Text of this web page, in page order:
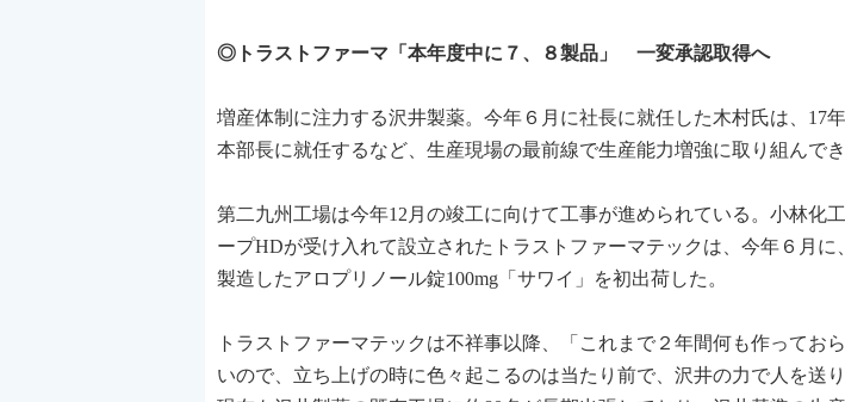
◎トラストファーマ「本年度中に７、８製品」 一変承認取得へ
増産体制に注力する沢井製薬。今年６月に社長に就任した木村氏は、17
本部長に就任するなど、生産現場の最前線で生産能力増強に取り組んでき
第二九州工場は今年12月の竣工に向けて工事が進められている。小林化
ープHDが受け入れて設立されたトラストファーマテックは、今年６月
製造したアロプリノール錠100mg「サワイ」を初出荷した。
トラストファーマテックは不祥事以降、「これまで２年間何も作ってお
いので、立ち上げの時に色々起こるのは当たり前で、沢井の力で人を送